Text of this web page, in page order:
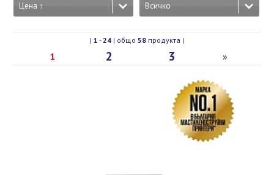
Цена ↑ Всичко
| 1 -24 | общо 58 продукта |
1 2 3 »